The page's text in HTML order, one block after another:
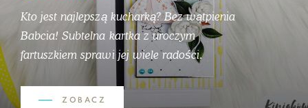
Kto jest najlepszą kucharką? Bez wątpienia
Babcia! Subtelna kartka z uroczym
fartuszkiem sprawi jej wiele radości.
ZOBACZ